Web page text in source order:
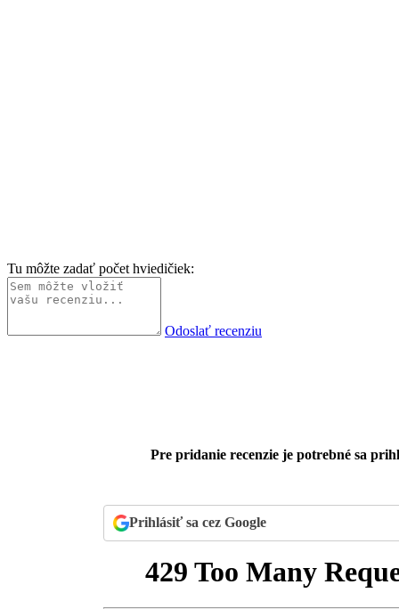
Tu môžte zadať počet hviedičiek:
Odoslať recenziu
Pre pridanie recenzie je potrebné sa
Prihlásiť sa cez Google